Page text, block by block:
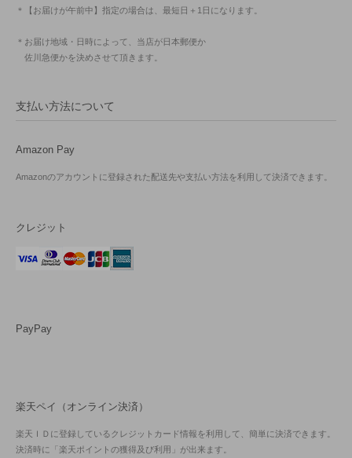
＊【お届けが午前中】指定の場合は、最短日＋1日になります。
＊お届け地域・日時によって、当店が日本郵便か
佐川急便かを決めさせて頂きます。
支払い方法について
Amazon Pay
Amazonのアカウントに登録された配送先や支払い方法を利用して決済できます。
クレジット
PayPay
楽天ペイ（オンライン決済）
楽天ＩＤに登録しているクレジットカード情報を利用して、簡単に決済できます。
決済時に「楽天ポイントの獲得及び利用」が出来ます。